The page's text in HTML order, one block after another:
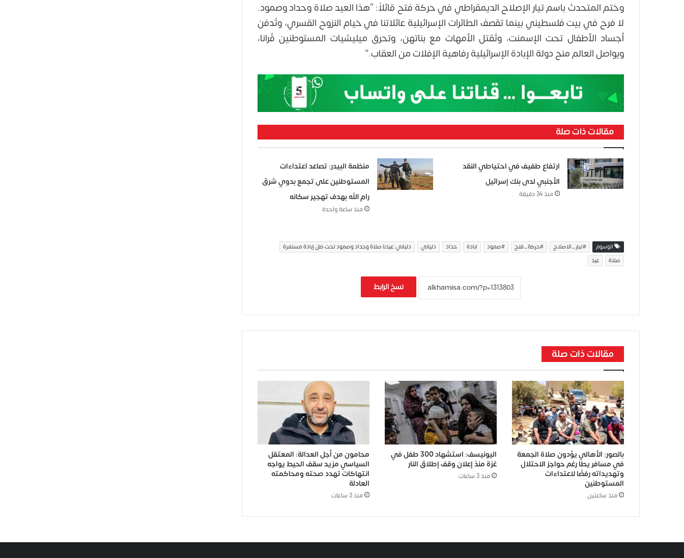
وختم المتحدث باسم تيار الإصلاح الديمقراطي في حركة فتح قائلاً: “هذا العيد صلاة وحداد وصمود.
لا فرح في بيت فلسطيني بينما تقصف الطائرات الإسرائيلية عائلاتنا في خيام النزوح القسري، وتُدفن
أجساد الأطفال تحت الإسمنت، وتُقتل الأمهات مع بناتهن، وتحرق ميليشيات المستوطنين قُرانا،
ويواصل العالم منح دولة الإبادة الإسرائيلية رفاهية الإفلات من العقاب.”
مقالات ذات صلة
ارتفاع طفيف في احتياطي النقد
الأجنبي لدى بنك إسرائيل
منذ 34 دقيقة
منظمة البيدر: تصاعد اعتداءات
المستوطنين على تجمع بدوي شرق
رام الله بهدف تهجير سكانه
منذ ساعة واحدة
الوسوم #تيار_الاصلاح #حركة_فتح #صمود ابادة حداد دلياني
دلياني: عيدنا صلاة وحداد وصمود تحت ظل إبادة مستمرة
صلاة
عيد
نسخ الرابط
مقالات ذات صلة
بالصور: الأهالي يؤدون صلاة الجمعة
في مسافر يطا رغم حواجز الاحتلال
وتهديداته رفضًا لاعتداءات
المستوطنين
منذ ساعتين
اليونيسف: استشهاد 300 طفل في
غزة منذ إعلان وقف إطلاق النار
منذ 3 ساعات
محامون من أجل العدالة: المعتقل
السياسي مزيد سقف الحيط يواجه
انتهاكات تهدد صحته ومحاكمته
العادلة
منذ 3 ساعات